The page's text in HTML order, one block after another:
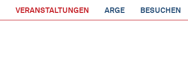
VERANSTALTUNGEN ARGE BESUCHEN